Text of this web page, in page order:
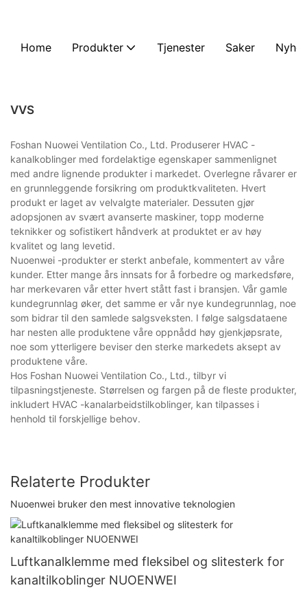
Home Produkter Tjenester Saker
VVS
Foshan Nuowei Ventilation Co., Ltd. Produserer HVAC -
kanalkoblinger med fordelaktige egenskaper sammenlignet
med andre lignende produkter i markedet. Overlegne råvarer er
en grunnleggende forsikring om produktkvaliteten. Hvert
produkt er laget av velvalgte materialer. Dessuten gjør
adopsjonen av svært avanserte maskiner, topp moderne
teknikker og sofistikert håndverk at produktet er av høy
kvalitet og lang levetid.
Nuoenwei -produkter er sterkt anbefale, kommentert av våre
kunder. Etter mange års innsats for å forbedre og markedsføre,
har merkevaren vår etter hvert stått fast i bransjen. Vår gamle
kundegrunnlag øker, det samme er vår nye kundegrunnlag, noe
som bidrar til den samlede salgsveksten. I følge salgsdataene
har nesten alle produktene våre oppnådd høy gjenkjøpsrate,
noe som ytterligere beviser den sterke markedets aksept av
produktene våre.
Hos Foshan Nuowei Ventilation Co., Ltd., tilbyr vi
tilpasningstjeneste. Størrelsen og fargen på de fleste produkter,
inkludert HVAC -kanalarbeidstilkoblinger, kan tilpasses i
henhold til forskjellige behov.
Relaterte Produkter
Nuoenwei bruker den mest innovative teknologien
Luftkanalklemme med fleksibel og slitesterk for
kanaltilkoblinger NUOENWEI